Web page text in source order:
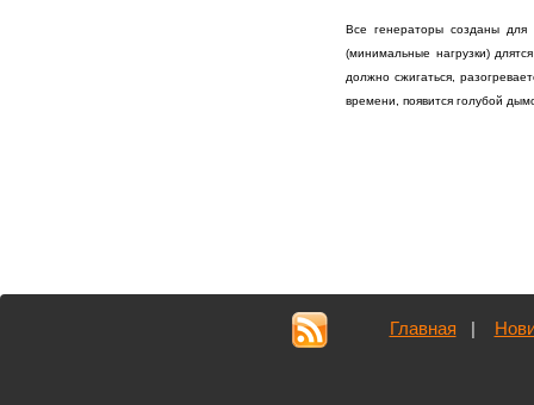
Все генераторы созданы
(минимальные нагрузки)
должно сжигаться,
времени, появится голубой
Главная |